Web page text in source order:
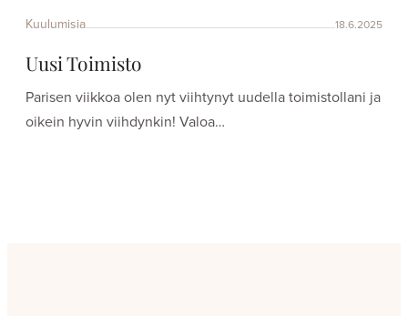
Kuulumisia 18.6.2025
Uusi Toimisto
Parisen viikkoa olen nyt viihtynyt uudella toimistollani ja
oikein hyvin viihdynkin! Valoa…